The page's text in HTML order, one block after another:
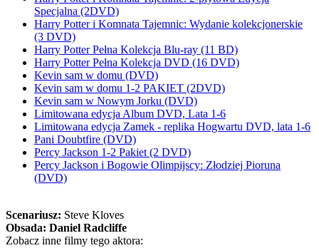
Specjalna (2DVD)
Harry Potter i Komnata Tajemnic: Wydanie kolekcjonerskie
(3 DVD)
Harry Potter Pełna Kolekcja Blu-ray (11 BD)
Harry Potter Pełna Kolekcja DVD (16 DVD)
Kevin sam w domu (DVD)
Kevin sam w domu 1-2 PAKIET (2DVD)
Kevin sam w Nowym Jorku (DVD)
Limitowana edycja Album DVD, Lata 1-6
Limitowana edycja Zamek - replika Hogwartu DVD, lata 1-6
Pani Doubtfire (DVD)
Percy Jackson 1-2 Pakiet (2 DVD)
Percy Jackson i Bogowie Olimpijscy: Złodziej Pioruna
(DVD)
Scenariusz: Steve Kloves
Obsada: Daniel Radcliffe
Zobacz inne filmy tego aktora: